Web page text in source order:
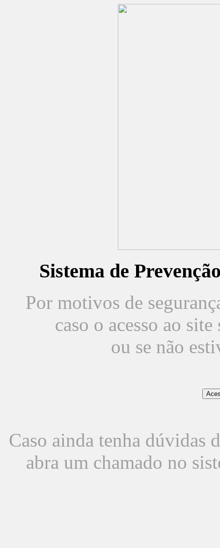
Sistema de
Por motivos de
caso o acesso ao
ou se não
Caso ainda tenha dúvidas
abra um chamado no